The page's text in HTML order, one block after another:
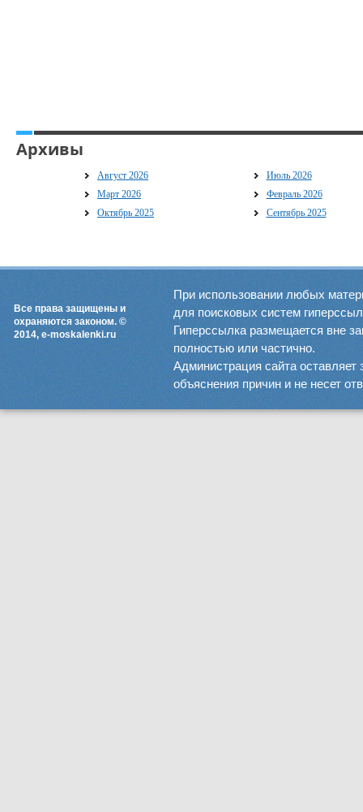
Архивы
Август 2026
Июль 2026
Март 2026
Февраль 2026
Октябрь 2025
Сентябрь 2025
Все права защищены и
охраняются законом. ©
2014, e-moskalenki.ru
При использовании любых
для поисковых систем
Гиперссылка размещается вне
полностью или частично.
Администрация сайта оставляет
объяснения причин и не несет